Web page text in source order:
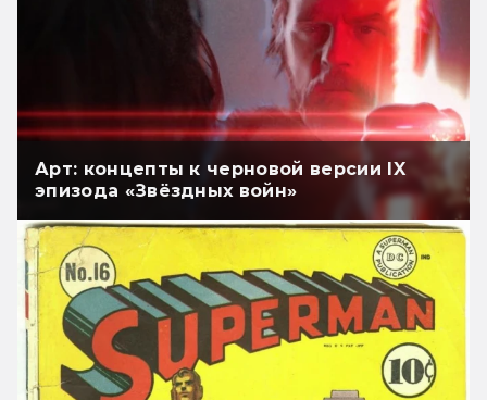
Арт: концепты к черновой версии IX
эпизода «Звёздных войн»